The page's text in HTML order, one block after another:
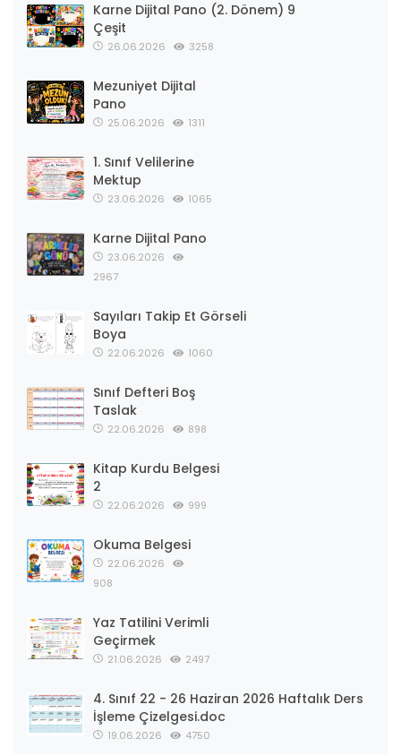
Karne Dijital Pano (2. Dönem) 9
Çeşit
26.06.2026 3258
Mezuniyet Dijital
Pano
25.06.2026 1311
1. Sınıf Velilerine
Mektup
23.06.2026 1065
Karne Dijital Pano
23.06.2026
2967
Sayıları Takip Et Görseli
Boya
22.06.2026 1060
Sınıf Defteri Boş
Taslak
22.06.2026 898
Kitap Kurdu Belgesi
2
22.06.2026 999
Okuma Belgesi
22.06.2026
908
Yaz Tatilini Verimli
Geçirmek
21.06.2026 2497
4. Sınıf 22 - 26 Haziran 2026 Haftalık Ders
İşleme Çizelgesi.doc
19.06.2026 4750